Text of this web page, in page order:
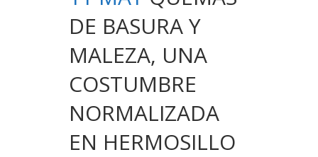
DE BASURA Y
MALEZA, UNA
COSTUMBRE
NORMALIZADA
EN HERMOSILLO